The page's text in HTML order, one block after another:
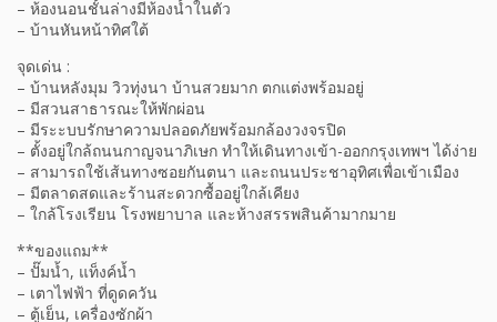
– ห้องนอนชั้นล่างมีห้องน้ำในตัว
– บ้านหันหน้าทิศใต้
จุดเด่น :
– บ้านหลังมุม วิวทุ่งนา บ้านสวยมาก ตกแต่งพร้อมอยู่
– มีสวนสาธารณะให้พักผ่อน
– มีระะบบรักษาความปลอดภัยพร้อมกล้องวงจรปิด
– ตั้งอยู่ใกล้ถนนกาญจนาภิเษก ทำให้เดินทางเข้า-ออกกรุงเทพฯ ได้ง่าย
– สามารถใช้เส้นทางซอยกันตนา และถนนประชาอุทิศเพื่อเข้าเมือง
– มีตลาดสดและร้านสะดวกซื้ออยู่ใกล้เคียง
– ใกล้โรงเรียน โรงพยาบาล และห้างสรรพสินค้ามากมาย
**ของแถม**
– ปั๊มน้ำ, แท็งค์น้ำ
– เตาไฟฟ้า ที่ดูดควัน
– ตู้เย็น, เครื่องซักผ้า